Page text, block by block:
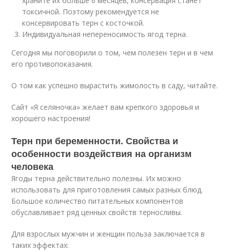
токсичной. Поэтому рекомендуется не
консервировать терн с косточкой.
Индивидуальная непереносимость ягод терна.
Сегодня мы поговорили о том, чем полезен терн и в чем
его противопоказания.
О том как успешно вырастить жимолость в саду, читайте.
Сайт «Я селяночка» желает вам крепкого здоровья и
хорошего настроения!
Терн при беременности. Свойства и
особенности воздействия на организм
человека
Ягоды терна действительно полезны. Их можно
использовать для приготовления самых разных блюд.
Большое количество питательных компонентов
обуславливает ряд ценных свойств терносливы.
Для взрослых мужчин и женщин польза заключается в
таких эффектах: